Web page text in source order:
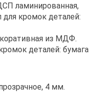
ламинированная,
кромок деталей:
из МДФ.
деталей: бумага
4 мм.